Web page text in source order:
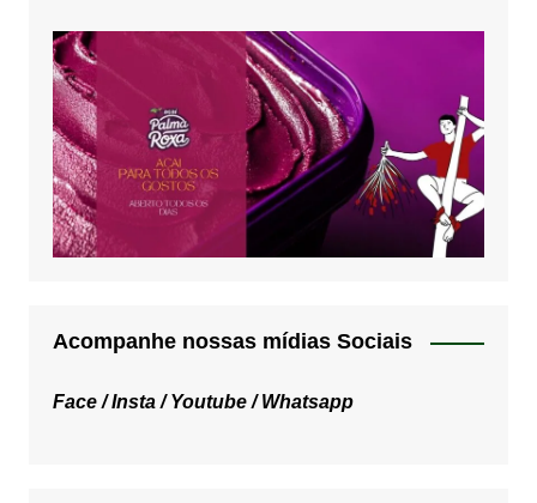
Acompanhe nossas mídias Sociais
Face /Insta /Youtube /Whatsapp